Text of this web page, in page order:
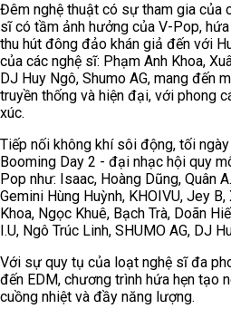
Đêm nghệ thuật có sự tham gia của
sĩ có tầm ảnh hưởng của V-Pop,
thu hút đông đảo khán giả đến với
của các nghệ sĩ: Phạm Anh Khoa,
DJ Huy Ngô, Shumo AG, mang đến
truyền thống và hiện đại, với phong
xúc.
Tiếp nối không khí sôi động, tối
Booming Day 2 - đại nhạc hội quy
Pop như: Isaac, Hoàng Dũng, Quân
Gemini Hùng Huỳnh, KHOIVU, Jey
Khoa, Ngọc Khuê, Bạch Trà, Doãn
I.U, Ngô Trúc Linh, SHUMO AG, DJ
Với sự quy tụ của loạt nghệ sĩ đa
đến EDM, chương trình hứa hẹn tạo
cuồng nhiệt và đầy năng lượng.